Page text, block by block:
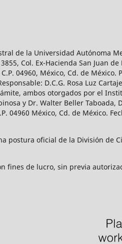
de la Universidad Autónoma
Col. Ex-Hacienda San Juan de
04960, México, Cd. de México.
D.C.G. Rosa Luz
ambos otorgados por el
y Dr. Walter Beller Taboada,
04960 México, Cd. de México.
postura oficial de la División de
fines de lucro, sin previa